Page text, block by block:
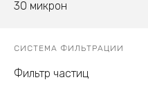
30 микрон
СИСТЕМА ФИЛЬТРАЦИИ
Фильтр частиц